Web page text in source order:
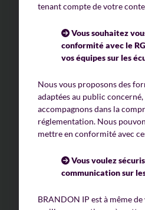
tenant compte de votre
Vous souhaitez
conformité avec le
vos équipes sur les
Nous vous proposons des
adaptées au public concerné,
accompagnons dans la
réglementation. Nous
mettre en conformité avec
Vous voulez
communication sur
BRANDON IP est à même